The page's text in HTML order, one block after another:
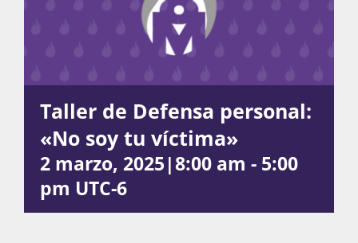
Súmate
Publicaciones
Taller de Defensa personal:
«No soy tu víctima»
2 marzo, 2025|8:00 am - 5:00
pm UTC-6